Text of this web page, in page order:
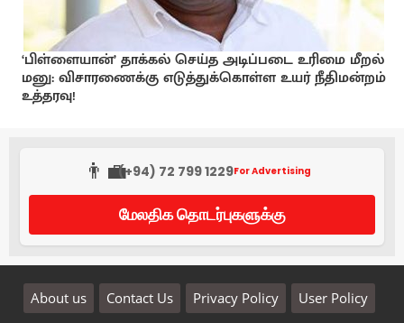
‘பிள்ளையான்’ தாக்கல் செய்த அடிப்படை உரிமை மீறல்
மனு: விசாரணைக்கு எடுத்துக்கொள்ள உயர் நீதிமன்றம்
உத்தரவு!
👨‍💼(+94) 72 799 1229For Advertising
மேலதிக தொடர்புகளுக்கு
About us Contact Us Privacy Policy User Policy